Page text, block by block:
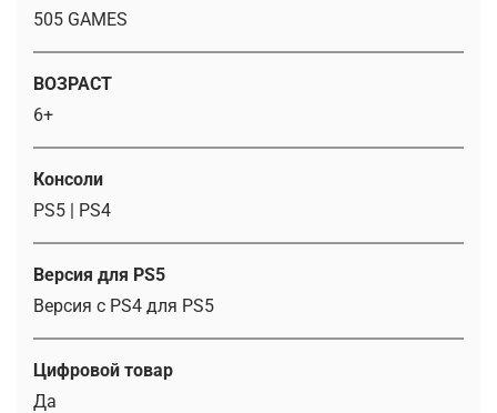
505 GAMES
ВОЗРАСТ
6+
Консоли
PS5 | PS4
Версия для PS5
Версия с PS4 для PS5
Цифровой товар
Да